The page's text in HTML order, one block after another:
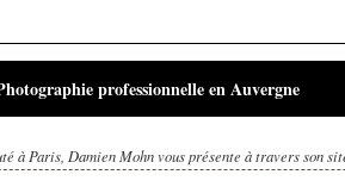
professionnelle en Auvergne
à Paris, Damien Mohn vous présente à travers son